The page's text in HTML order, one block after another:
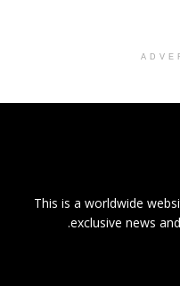
This is a worldwide
exclusive news